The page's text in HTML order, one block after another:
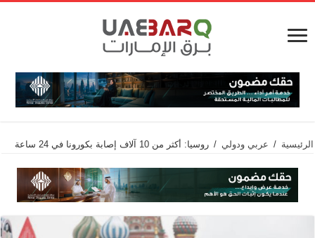
الرئيسية / عربي ودولي / روسيا: أكثر من 10 آلاف إصابة بكورونا في 24 ساعة